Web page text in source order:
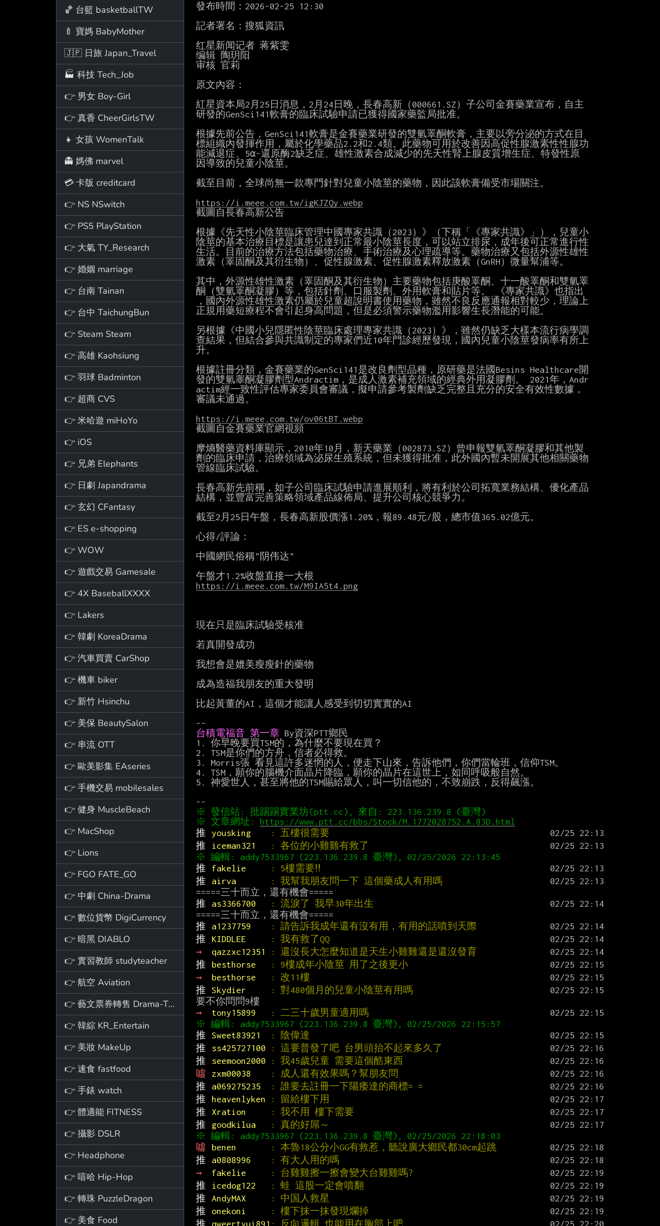
🏀 台籃 basketballTW
🍼 寶媽 BabyMother
🇯🇵 日旅 Japan_Travel
🏭 科技 Tech_Job
👉 男女 Boy-Girl
👉 真香 CheerGirlsTW
👧 女孩 WomenTalk
👻 媽佛 marvel
💳 卡版 creditcard
👉 NS NSwitch
👉 PS5 PlayStation
👉 大氣 TY_Research
👉 婚姻 marriage
👉 台南 Tainan
👉 台中 TaichungBun
👉 Steam Steam
👉 高雄 Kaohsiung
👉 羽球 Badminton
👉 超商 CVS
👉 米哈遊 miHoYo
👉 iOS
👉 兄弟 Elephants
👉 日劇 Japandrama
👉 玄幻 CFantasy
👉 ES e-shopping
👉 WOW
👉 遊戲交易 Gamesale
👉 4X BaseballXXXX
👉 Lakers
👉 韓劇 KoreaDrama
👉 汽車買賣 CarShop
👉 機車 biker
👉 新竹 Hsinchu
👉 美保 BeautySalon
👉 串流 OTT
👉 歐美影集 EAseries
👉 手機交易 mobilesales
👉 健身 MuscleBeach
👉 MacShop
👉 Lions
👉 FGO FATE_GO
👉 中劇 China-Drama
👉 數位貨幣 DigiCurrency
👉 暗黑 DIABLO
👉 實習教師 studyteacher
👉 航空 Aviation
👉 藝文票券轉售 Drama-Ticket
👉 韓綜 KR_Entertain
👉 美妝 MakeUp
👉 速食 fastfood
👉 手錶 watch
👉 體適能 FITNESS
👉 攝影 DSLR
👉 Headphone
👉 嘻哈 Hip-Hop
👉 轉珠 PuzzleDragon
👉 美食 Food
發布時間：2026-02-25 12:30
記者署名：搜狐資訊
红星新闻记者 蒋紫雯
编辑 陶玥阳
审核 官莉
原文內容：
紅星資本局2月25日消息，2月24日晚，長春高新（000661.SZ）子公司金賽藥業宣布，自主
研發的GenSci141軟膏的臨床試驗申請已獲得國家藥監局批准。
根據先前公告，GenSci141軟膏是金賽藥業研發的雙氫睪酮軟膏，主要以旁分泌的方式在目
標組織內發揮作用，屬於化學藥品2.2和2.4類。此藥物可用於改善因高促性腺激素性性腺功
能減退症、5α-還原酶2缺乏症、雄性激素合成減少的先天性腎上腺皮質增生症、特發性原
因導致的兒童小陰莖。
截至目前，全球尚無一款專門針對兒童小陰莖的藥物，因此該軟膏備受市場關注。
https://i.meee.com.tw/igKJZQy.webp
截圖自長春高新公告
根據《先天性小陰莖臨床管理中國專家共識（2023）》（下稱「《專家共識》」），兒童小
陰莖的基本治療目標是讓患兒達到正常最小陰莖長度，可以站立排尿，成年後可正常進行性
生活。目前的治療方法包括藥物治療、手術治療及心理疏導等。藥物治療又包括外源性雄性
激素（睪固酮及其衍生物）、促性腺激素、促性腺激素釋放激素（GnRH）微量幫浦等。
其中，外源性雄性激素（睪固酮及其衍生物）主要藥物包括庚酸睪酮、十一酸睪酮和雙氫睪
酮（雙氫睪酮凝膠）等，包括針劑、口服製劑、外用軟膏和貼片等。 《專家共識》也指出
，國內外源性雄性激素仍屬於兒童超說明書使用藥物，雖然不良反應通報相對較少，理論上
正規用藥短療程不會引起身高問題，但是必須警示藥物濫用影響生長潛能的可能。
另根據《中國小兒隱匿性陰莖臨床處理專家共識（2023）》，雖然仍缺乏大樣本流行病學調
查結果，但結合參與共識制定的專家們近10年門診經歷發現，國內兒童小陰莖發病率有所上
升。
根據註冊分類，金賽藥業的GenSci141是改良劑型品種，原研藥是法國Besins Healthcare開
發的雙氫睾酮凝膠劑型Andractim，是成人激素補充領域的經典外用凝膠劑。 2021年，Andr
actim經一致性評估專家委員會審議，擬申請參考製劑缺乏完整且充分的安全有效性數據，
審議未通過。
https://i.meee.com.tw/ov06tBT.webp
截圖自金賽藥業官網視頻
摩熵醫藥資料庫顯示，2010年10月，新天藥業（002873.SZ）曾申報雙氫睪酮凝膠和其他製
劑的臨床申請，治療領域為泌尿生殖系統，但未獲得批准，此外國內暫未開展其他相關藥物
管線臨床試驗。
長春高新先前稱，如子公司臨床試驗申請進展順利，將有利於公司拓寬業務結構、優化產品
結構，並豐富完善策略領域產品線佈局、提升公司核心競爭力。
截至2月25日午盤，長春高新股價漲1.20%，報89.48元/股，總市值365.02億元。
心得/評論：
中國網民俗稱"阴伟达"
https://i.meee.com.tw/M9IA5t4.png
現在只是臨床試驗受核准
若真開發成功
我想會是媲美瘦瘦針的藥物
成為造福我朋友的重大發明
比起黃董的AI，這個才能讓人感受到切切實實的AI
台積電福音 第一章 By資深PTT鄉民
1. 你早晚要買TSM的，為什麼不要現在買？
2. TSM是你們的方舟，信者必得救。
3. Morris張 看見這許多迷惘的人，便走下山來，告訴他們，你們當輪班，信仰TSM。
4. TSM，願你的腦機介面晶片降臨，願你的晶片在這世上，如同呼吸般自然。
5. 神愛世人，甚至將他的TSM賜給眾人，叫一切信他的，不致崩跌，反得飆漲。
※ 發信站: 批踢踢實業坊(ptt.cc), 來自: 223.136.239.8 (臺灣)
※ 文章網址: https://www.ptt.cc/bbs/Stock/M.1772028752.A.83D.html
推
yousking : 五樓很需要
推
iceman321 : 各位的小雞雞有救了
※ 編輯: addy7533967 (223.136.239.8 臺灣), 02/25/2026 22:13:45
推
fakelie : 5樓需要‼
推
airva : 我幫我朋友問一下 這個藥成人有用嗎
推
as3366700 : 流淚了 我早30年出生
推
a1237759 : 請告訴我成年還有沒有用，有用的話噴到天際
推
KIDDLEE : 我有救了QQ
→
qazzxc12351 : 還沒長大怎麼知道是天生小雞雞還是還沒發育
推
besthorse : 9樓成年小陰莖 用了之後更小
→
besthorse : 改11樓
推 Skydier : 對480個月的兒童小陰莖有用嗎
→
tony15899 : 二三十歲男童適用嗎
※ 編輯: addy7533967 (223.136.239.8 臺灣), 02/25/2026 22:15:57
推 Sweet83921 : 陰偉達
推
ss425727100 : 這要普發了吧 台男頭抬不起來多久了
推
seemoon2000 : 我45歲兒童 需要這個酷東西
噓
zxm00038 : 成人還有效果嗎？幫朋友問
推
a069275235 : 誰要去註冊一下陽痿達的商標= =
推
heavenlyken : 留給樓下用
推
Xration : 我不用 樓下需要
推
goodkilua : 真的好屌～
※ 編輯: addy7533967 (223.136.239.8 臺灣), 02/25/2026 22:18:03
噓
benen : 本魯18公分小GG有救惹，聽說廣大鄉民都30cm起跳
推
a0808996 : 有大人用的嗎
→
fakelie : 台雞雞擦一擦會變大台雞雞嗎?
推
icedog122 : 蛙 這股一定會噴翻
推 AndyMAX : 中国人救星
推
onekoni : 樓下抹一抹發現爛掉
推
qweertyui891 : 反向邏輯 也能用在胸部上吧